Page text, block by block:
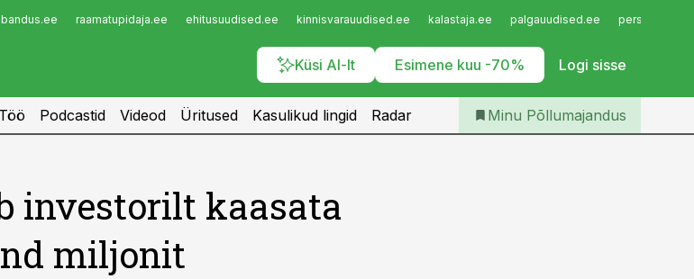
raamatupidaja.ee ehitusuudised.ee kinnisvarauudised.ee kalastaja.ee palgauudised.ee
Küsi AI-lt Esimene kuu -70% Logi sisse
Iseteenindus
Telli Põllumajandus
Töö Podcastid Videod Üritused Kasulikud lingid Radar Minu Põllumajandus
investorilt kaasata
miljonit